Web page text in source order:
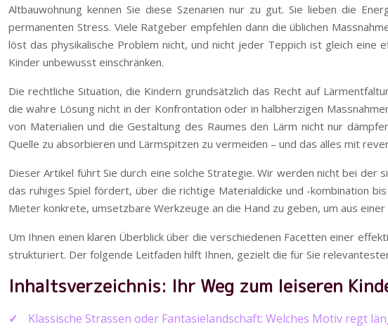
Altbauwohnung kennen Sie diese Szenarien nur zu gut. Sie lieben die
permanenten Stress. Viele Ratgeber empfehlen dann die üblichen
löst das physikalische Problem nicht, und nicht jeder Teppich ist gleich
Kinder unbewusst einschränken.
Die rechtliche Situation, die Kindern grundsätzlich das Recht auf
die wahre Lösung nicht in der Konfrontation oder in halbherzigen
von Materialien und die Gestaltung des Raumes den Lärm nicht nur
Quelle zu absorbieren und Lärmspitzen zu vermeiden – und das alles mit
Dieser Artikel führt Sie durch eine solche Strategie. Wir werden nicht bei
das ruhiges Spiel fördert, über die richtige Materialdicke und -kombination
Mieter konkrete, umsetzbare Werkzeuge an die Hand zu geben, um aus
Um Ihnen einen klaren Überblick über die verschiedenen Facetten einer
strukturiert. Der folgende Leitfaden hilft Ihnen, gezielt die für Sie
Inhaltsverzeichnis: Ihr Weg zum leiseren
Klassische Strassen oder Fantasielandschaft: Welches Motiv regt